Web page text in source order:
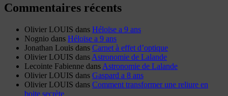
Commentaires récents
Olivier LOUIS dans Héloïse a 9 ans
Nognio dans Héloïse a 9 ans
Jonathan Louis dans Carnet à effet d’optique
Olivier LOUIS dans Astronomie de Lalande
Lecointe Fabienne dans Astronomie de Lalande
Olivier LOUIS dans Gaspard a 8 ans
Olivier LOUIS dans Comment transformer une reliure en
boite secrète